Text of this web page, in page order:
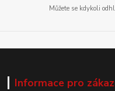
Můžete se kdykoli
Informace pro